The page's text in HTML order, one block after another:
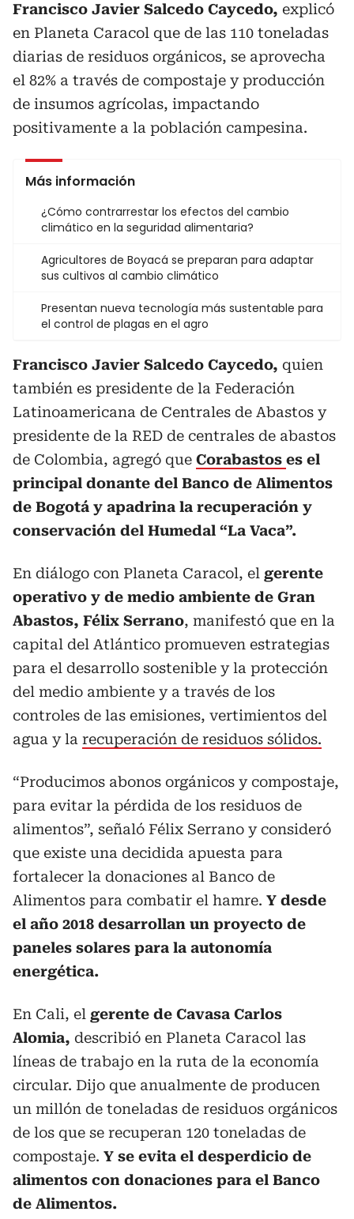
Francisco Javier Salcedo Caycedo, explicó
en Planeta Caracol que de las 110 toneladas
diarias de residuos orgánicos, se aprovecha
el 82% a través de compostaje y producción
de insumos agrícolas, impactando
positivamente a la población campesina.
Más información
¿Cómo contrarrestar los efectos del cambio
climático en la seguridad alimentaria?
Agricultores de Boyacá se preparan para adaptar
sus cultivos al cambio climático
Presentan nueva tecnología más sustentable para
el control de plagas en el agro
Francisco Javier Salcedo Caycedo, quien
también es presidente de la Federación
Latinoamericana de Centrales de Abastos y
presidente de la RED de centrales de abastos
de Colombia, agregó que Corabastos es el
principal donante del Banco de Alimentos
de Bogotá y apadrina la recuperación y
conservación del Humedal “La Vaca”.
En diálogo con Planeta Caracol, el gerente
operativo y de medio ambiente de Gran
Abastos, Félix Serrano, manifestó que en la
capital del Atlántico promueven estrategias
para el desarrollo sostenible y la protección
del medio ambiente y a través de los
controles de las emisiones, vertimientos del
agua y la recuperación de residuos sólidos.
“Producimos abonos orgánicos y compostaje,
para evitar la pérdida de los residuos de
alimentos”, señaló Félix Serrano y consideró
que existe una decidida apuesta para
fortalecer la donaciones al Banco de
Alimentos para combatir el hamre. Y desde
el año 2018 desarrollan un proyecto de
paneles solares para la autonomía
energética.
En Cali, el gerente de Cavasa Carlos
Alomia, describió en Planeta Caracol las
líneas de trabajo en la ruta de la economía
circular. Dijo que anualmente de producen
un millón de toneladas de residuos orgánicos
de los que se recuperan 120 toneladas de
compostaje. Y se evita el desperdicio de
alimentos con donaciones para el Banco
de Alimentos.